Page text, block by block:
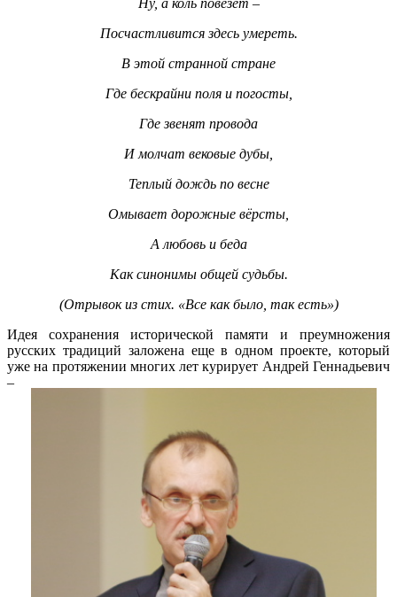
Посчастливится здесь умереть.
В этой странной стране
Где бескрайни поля и погосты,
Где звенят провода
И молчат вековые дубы,
Теплый дождь по весне
Омывает дорожные вёрсты,
А любовь и беда
Как синонимы общей судьбы.
(Отрывок из стих. «Все как было, так есть»)
Идея сохранения исторической памяти и преумножения
русских традиций заложена еще в одном проекте, который
уже на протяжении многих лет курирует Андрей Геннадьевич
–